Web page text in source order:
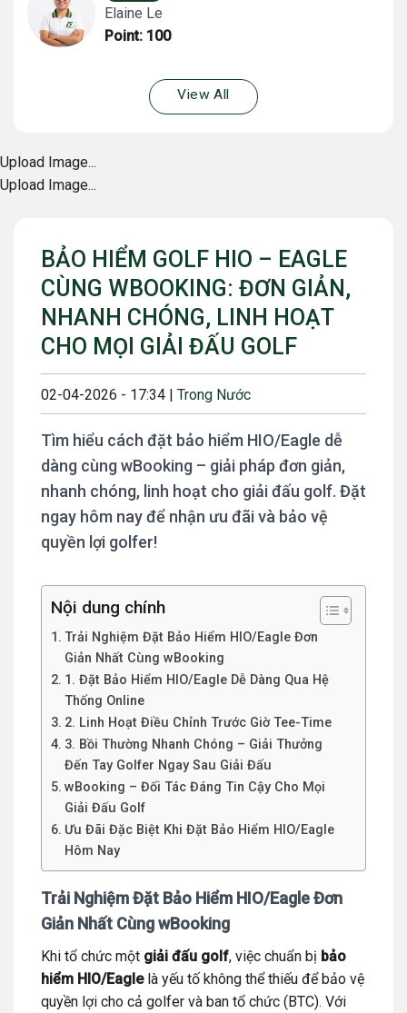
BẢO HIỂM GOLF HIO – EAGLE
CÙNG WBOOKING: ĐƠN GIẢN,
NHANH CHÓNG, LINH HOẠT
CHO MỌI GIẢI ĐẤU GOLF
02-04-2026 - 17:34 | Trong Nước
Tìm hiểu cách đặt bảo hiểm HIO/Eagle dễ
dàng cùng wBooking – giải pháp đơn giản,
nhanh chóng, linh hoạt cho giải đấu golf. Đặt
ngay hôm nay để nhận ưu đãi và bảo vệ
quyền lợi golfer!
Nội dung chính
Trải Nghiệm Đặt Bảo Hiểm HIO/Eagle Đơn
Giản Nhất Cùng wBooking
1. Đặt Bảo Hiểm HIO/Eagle Dễ Dàng Qua Hệ
Thống Online
2. Linh Hoạt Điều Chỉnh Trước Giờ Tee-Time
3. Bồi Thường Nhanh Chóng – Giải Thưởng
Đến Tay Golfer Ngay Sau Giải Đấu
wBooking – Đối Tác Đáng Tin Cậy Cho Mọi
Giải Đấu Golf
Ưu Đãi Đặc Biệt Khi Đặt Bảo Hiểm HIO/Eagle
Hôm Nay
Trải Nghiệm Đặt Bảo Hiểm HIO/Eagle Đơn
Giản Nhất Cùng wBooking
Khi tổ chức một giải đấu golf, việc chuẩn bị bảo
hiểm HIO/Eaglelà yếu tố không thể thiếu để bảo vệ
quyền lợi cho cả golfer và ban tổ chức (BTC). Với
Elaine Le
Point: 100
View All
Upload Image...
Upload Image...